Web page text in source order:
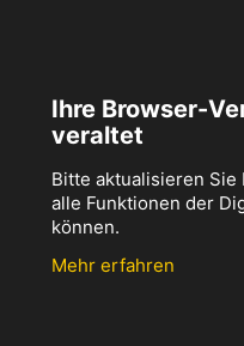
Ihre Browser-
veraltet
Bitte aktualisieren Sie
alle Funktionen der
können.
Mehr erfahren